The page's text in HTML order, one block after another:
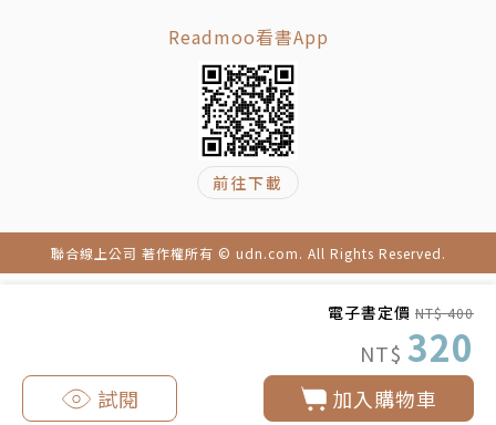
電子書定價 NT$ 400
NT$ 320
加入購物車
試閱
二、接引法海，說即心是佛
三、接引法達，說《法華經》開佛知見
四、接引智通，說三身四智
五、接引智常，說不著有亦不住空
六、接引志道，答生滅與寂滅
七、為行思印證，說聖諦亦不為
九、為玄覺印證，體悟無生之旨
十、接引智隍，開示禪定的修行
十三、一僧舉臥輪偈
【頓漸品第八】
Readmoo看書App
前往下載
聯合線上公司 著作權所有 © udn.com. All Rights Reserved.